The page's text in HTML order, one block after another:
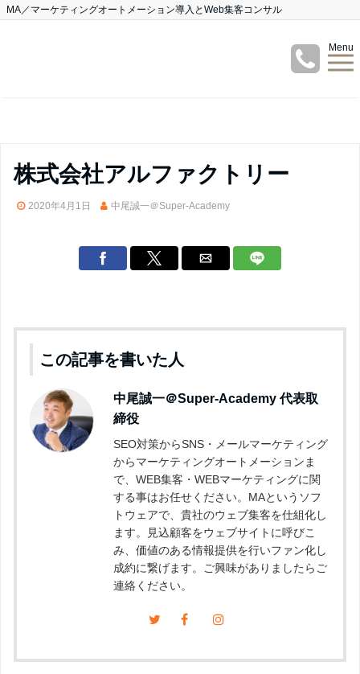
MA／マーケティングオートメーション導入とWeb集客コンサル
Menu
株式会社アルファクトリー
2020年4月1日 中尾誠一＠Super-Academy
この記事を書いた人
中尾誠一＠Super-Academy代表取
締役
SEO対策からSNS・メールマーケティング
からマーケティングオートメーションま
で、WEB集客・WEBマーケティングに関
する事はお任せください。MAというソフ
トウェアで、貴社のウェブ集客を仕組化し
ます。見込顧客をウェブサイトに呼びこ
み、価値のある情報提供を行いファン化し
成約に繋げます。ご興味がありましたらご
連絡ください。